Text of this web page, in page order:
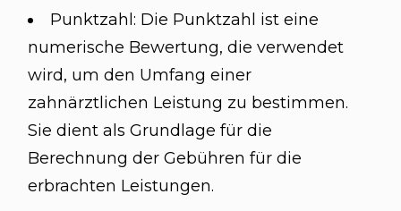
Punktzahl: Die Punktzahl ist eine
numerische Bewertung, die verwendet
wird, um den Umfang einer
zahnärztlichen Leistung zu bestimmen.
Sie dient als Grundlage für die
Berechnung der Gebühren für die
erbrachten Leistungen.